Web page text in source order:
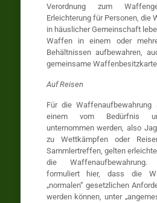
Verordnung zum
Erleichterung für Personen, die
in häuslicher Gemeinschaft
Waffen in einem oder
Behältnissen aufbewahren,
gemeinsame
Auf Reisen
Für die
einem vom Bedürfnis
unternommen werden, also
zu Wettkämpfen oder
Sammlertreffen, gelten
die
formuliert hier, dass die
„normalen“ gesetzlichen
werden können, unter